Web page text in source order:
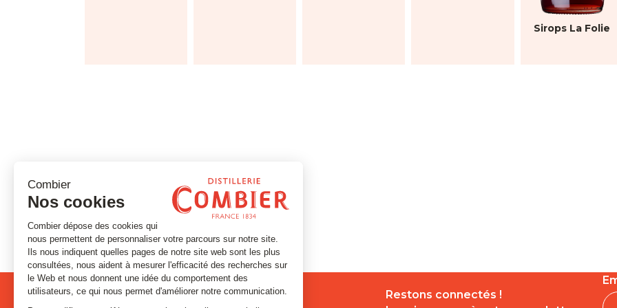
Sirops La Folie
Restons connectés !